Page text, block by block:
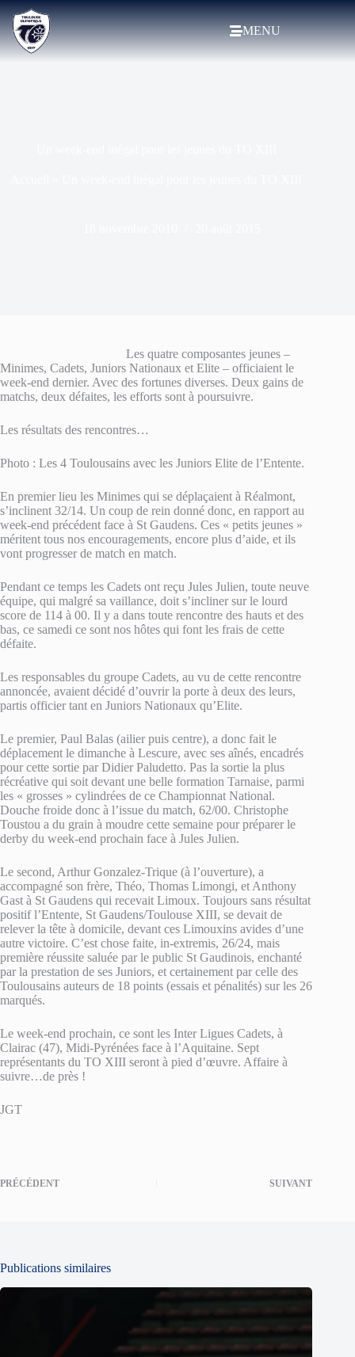
MENU
Les quatre composantes jeunes –
Minimes, Cadets, Juniors Nationaux et Elite – officiaient le
week-end dernier. Avec des fortunes diverses. Deux gains de
matchs, deux défaites, les efforts sont à poursuivre.
Les résultats des rencontres…
Photo : Les 4 Toulousains avec les Juniors Elite de l’Entente.
En premier lieu les Minimes qui se déplaçaient à Réalmont,
s’inclinent 32/14. Un coup de rein donné donc, en rapport au
week-end précédent face à St Gaudens. Ces « petits jeunes »
méritent tous nos encouragements, encore plus d’aide, et ils
vont progresser de match en match.
Pendant ce temps les Cadets ont reçu Jules Julien, toute neuve
équipe, qui malgré sa vaillance, doit s’incliner sur le lourd
score de 114 à 00. Il y a dans toute rencontre des hauts et des
bas, ce samedi ce sont nos hôtes qui font les frais de cette
défaite.
Les responsables du groupe Cadets, au vu de cette rencontre
annoncée, avaient décidé d’ouvrir la porte à deux des leurs,
partis officier tant en Juniors Nationaux qu’Elite.
Le premier, Paul Balas (ailier puis centre), a donc fait le
déplacement le dimanche à Lescure, avec ses aînés, encadrés
pour cette sortie par Didier Paludetto. Pas la sortie la plus
récréative qui soit devant une belle formation Tarnaise, parmi
les « grosses » cylindrées de ce Championnat National.
Douche froide donc à l’issue du match, 62/00. Christophe
Toustou a du grain à moudre cette semaine pour préparer le
derby du week-end prochain face à Jules Julien.
Le second, Arthur Gonzalez-Trique (à l’ouverture), a
accompagné son frère, Théo, Thomas Limongi, et Anthony
Gast à St Gaudens qui recevait Limoux. Toujours sans résultat
positif l’Entente, St Gaudens/Toulouse XIII, se devait de
relever la tête à domicile, devant ces Limouxins avides d’une
autre victoire. C’est chose faite, in-extremis, 26/24, mais
première réussite saluée par le public St Gaudinois, enchanté
par la prestation de ses Juniors, et certainement par celle des
Toulousains auteurs de 18 points (essais et pénalités) sur les 26
marqués.
Le week-end prochain, ce sont les Inter Ligues Cadets, à
Clairac (47), Midi-Pyrénées face à l’Aquitaine. Sept
représentants du TO XIII seront à pied d’œuvre. Affaire à
suivre…de près !
JGT
PRÉCÉDENT SUIVANT
Publications similaires